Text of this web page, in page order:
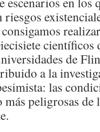
científicos
de
a la
las
peligrosas de